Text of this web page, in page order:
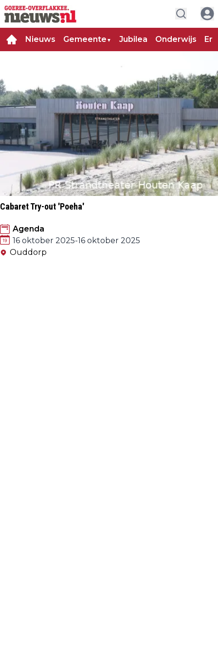
Nieuws Gemeente ▼ Jubilea Onderwijs
Cabaret Try-out 'Poeha'
Agenda
16 oktober 2025-16 oktober 2025
Ouddorp